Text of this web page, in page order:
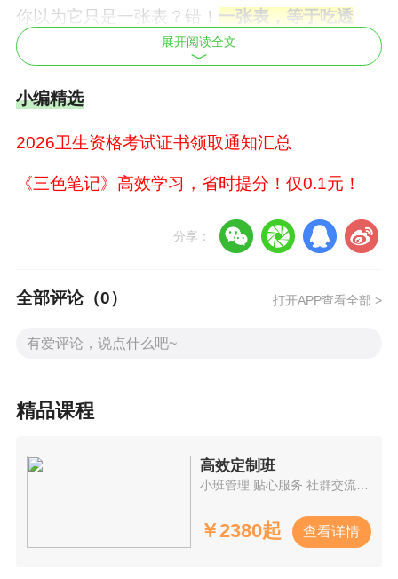
你以为它只是一张表？ 错！ 一张表，等于吃透
100道考题考点
✅️所有内容源自近5年考题大数据分析
✅️用“对比表格”形式呈现，差异一目了然
以内科主治为例，比如这张「四种常见心脏瓣膜
现在，全给你整理好了！可打印、可随身看，通
展开阅读全文
小编精选
2026卫生资格考试证书领取通知汇总
《三色笔记》高效学习，省时提分！仅0.1元！
分享：
全部评论（0） 打开APP查看全部 >
精品课程
高效定制班
小班管理 贴心服务 社群交流 直播互动
￥2380起 查看详情